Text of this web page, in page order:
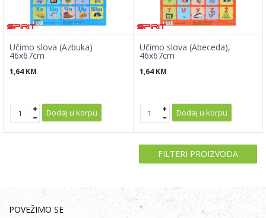
Učimo slova (Azbuka)
46x67cm
1,64 KM
Dodaj u korpu
Učimo slova (Abeceda),
46x67cm
1,64 KM
Dodaj u korpu
FILTERI PROIZVODA
POVEŽIMO SE